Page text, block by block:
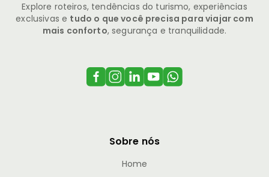
Explore roteiros, tendências do turismo, experiências
exclusivas e tudo o que você precisa para viajar com
mais conforto, segurança e tranquilidade.
Sobre nós
Home